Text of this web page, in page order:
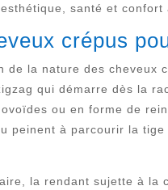
santé et confort
crépus
la nature des cheveux
qui démarre dès la
ou en forme de
peinent à parcourir la
la rendant sujette à la